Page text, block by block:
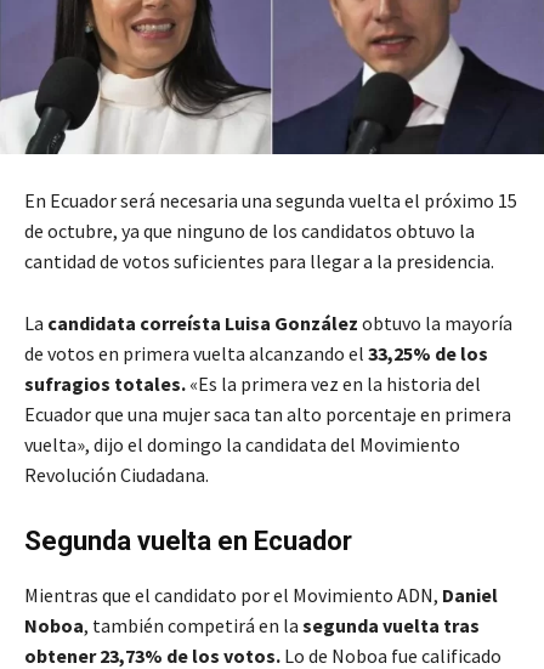
En Ecuador será necesaria una segunda vuelta el próximo 15
de octubre, ya que ninguno de los candidatos obtuvo la
cantidad de votos suficientes para llegar a la presidencia.
La candidata correísta Luisa González obtuvo la mayoría
de votos en primera vuelta alcanzando el 33,25% de los
sufragios totales. «Es la primera vez en la historia del
Ecuador que una mujer saca tan alto porcentaje en primera
vuelta», dijo el domingo la candidata del Movimiento
Revolución Ciudadana.
Segunda vuelta en Ecuador
Mientras que el candidato por el Movimiento ADN, Daniel
Noboa, también competirá en la segunda vuelta tras
obtener 23,73% de los votos. Lo de Noboa fue calificado